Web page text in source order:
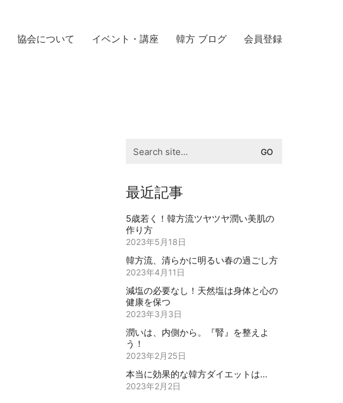
協会について イベント・講座 韓方 ブログ 会員登録
for:
最近記事
5歳若く！韓方流ツヤツヤ潤い美肌の
作り方
2023年5月18日
韓方流、清らかに明るい春の過ごし方
2023年4月11日
減塩の必要なし！天然塩は身体と心の
健康を保つ
2023年3月3日
潤いは、内側から。『腎』を整えよ
う！
2023年2月25日
本当に効果的な韓方ダイエットは…
2023年2月2日